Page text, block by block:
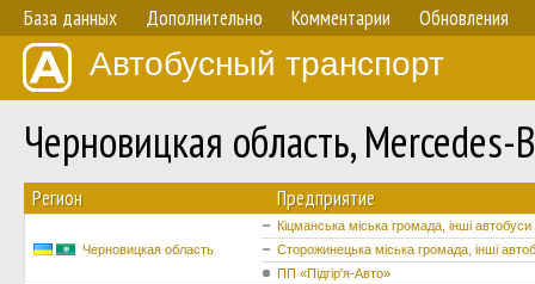
База данных Дополнительно Комментарии Обновления
Автобусный транспорт
Черновицкая область,
Регион Предприятие
Черновицкая область
Кіцманська міська громада, інші автобуси
Сторожинецька міська громада, інші
ПП «Підгір'я-Авто»